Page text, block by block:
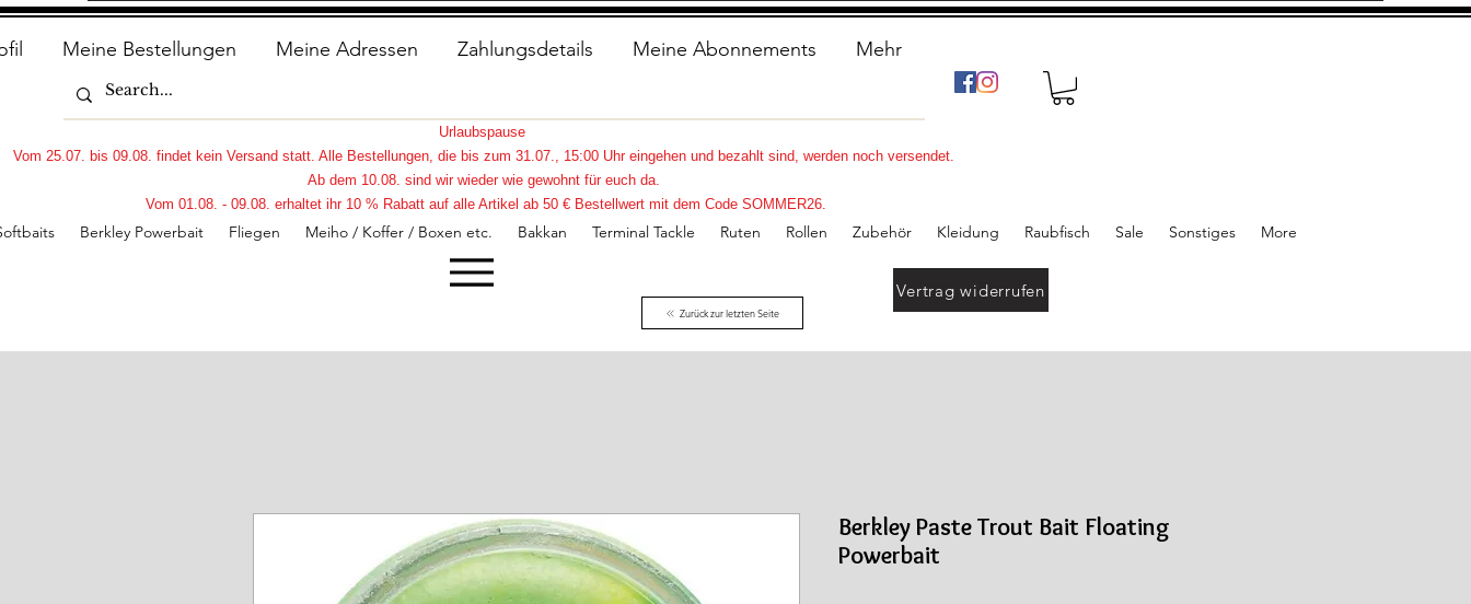
www.angel-area.com
Meine Bestellungen Meine Adressen Zahlungsdetails Meine Abonnements Mehr
Berkley Powerbait Fliegen Meiho / Koffer / Boxen etc. Bakkan Terminal Tackle Ruten Rollen Zubehör Kleidung Raubfisch Sale Sonstiges More
Urlaubspause
Vom 25.07. bis 09.08. findet kein Versand statt. Alle Bestellungen, die bis zum 31.07., 15:00 Uhr eingehen und bezahlt sind, werden noch versendet.
Ab dem 10.08. sind wir wieder wie gewohnt für euch da.
Vom 01.08. - 09.08. erhaltet ihr 10 % Rabatt auf alle Artikel ab 50 € Bestellwert mit dem Code SOMMER26.
Vertrag widerrufen
Zurück zur letzten Seite
Berkley Paste Trout Bait Floating
Powerbait